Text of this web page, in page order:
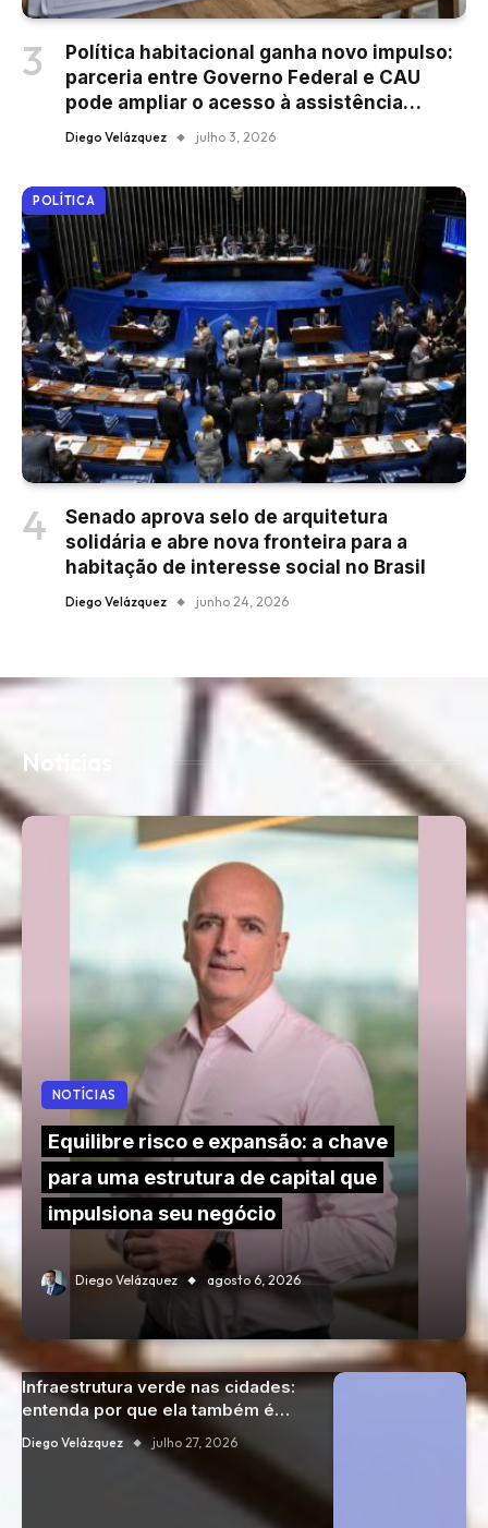
Política habitacional ganha novo impulso:
parceria entre Governo Federal e CAU
pode ampliar o acesso à assistência
técnica em moradias
Diego Velázquez julho 3, 2026
POLÍTICA
Senado aprova selo de arquitetura
solidária e abre nova fronteira para a
habitação de interesse social no Brasil
Diego Velázquez junho 24, 2026
Notícias
NOTÍCIAS
Equilibre risco e expansão: a chave
para uma estrutura de capital que
impulsiona seu negócio
Diego Velázquez agosto 6, 2026
Infraestrutura verde nas cidades:
entenda por que ela também é
uma decisão energética
Diego Velázquez julho 27, 2026